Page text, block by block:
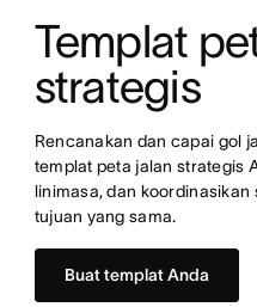
Templat
strategis
Rencanakan dan capai gol
templat peta jalan strategis
linimasa, dan koordinasikan
tujuan yang sama.
Buat templat Anda